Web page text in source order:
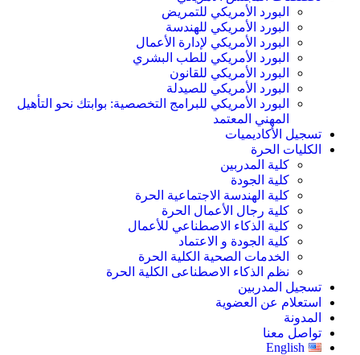
البورد الأمريكي للتمريض
البورد الأمريكي للهندسة
البورد الأمريكي لإدارة الأعمال
البورد الأمريكي للطب البشري
البورد الأمريكي للقانون
البورد الأمريكي للصيدلة
البورد الأمريكي للبرامج التخصصية: بوابتك نحو التأهيل
المهني المعتمد
تسجيل الأكاديميات
الكليات الحرة
كلية المدربين
كلية الجودة
كلية الهندسة الاجتماعية الحرة
كلية رجال الأعمال الحرة
كلية الذكاء الاصطناعي للأعمال
كلية الجودة و الاعتماد
الخدمات الصحية الكلية الحرة
نظم الذكاء الاصطناعى الكلية الحرة
تسجيل المدربين
استعلام عن العضوية
المدونة
تواصل معنا
English